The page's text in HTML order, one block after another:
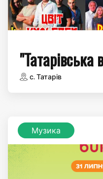
"Татарівська
с. Татарів
Музика